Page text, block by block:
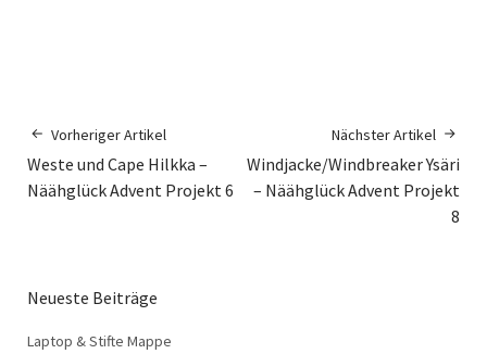
Vorheriger Artikel
Weste und Cape Hilkka –
Näähglück Advent Projekt 6
Nächster Artikel
Windjacke/Windbreaker Ysäri
– Näähglück Advent Projekt
8
Neueste Beiträge
Laptop & Stifte Mappe